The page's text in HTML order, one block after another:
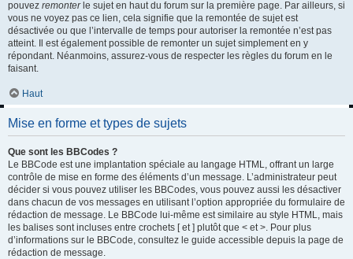
pouvez remonterle sujet en haut du forum sur la première page. Par ailleurs, si
vous ne voyez pas ce lien, cela signifie que la remontée de sujet est
désactivée ou que l’intervalle de temps pour autoriser la remontée n’est pas
atteint. Il est également possible de remonter un sujet simplement en y
répondant. Néanmoins, assurez-vous de respecter les règles du forum en le
faisant.
Haut
Mise en forme et types de sujets
Que sont les BBCodes ?
Le BBCode est une implantation spéciale au langage HTML, offrant un large
contrôle de mise en forme des éléments d’un message. L’administrateur peut
décider si vous pouvez utiliser les BBCodes, vous pouvez aussi les désactiver
dans chacun de vos messages en utilisant l’option appropriée du formulaire de
rédaction de message. Le BBCode lui-même est similaire au style HTML, mais
les balises sont incluses entre crochets [ et ] plutôt que < et >. Pour plus
d’informations sur le BBCode, consultez le guide accessible depuis la page de
rédaction de message.